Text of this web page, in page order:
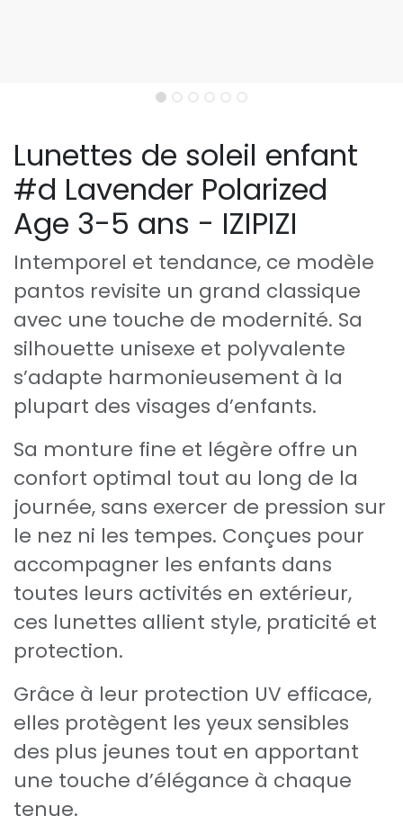
Lunettes de soleil enfant
#d Lavender Polarized
Age 3-5 ans - IZIPIZI
Intemporel et tendance, ce modèle
pantos revisite un grand classique
avec une touche de modernité. Sa
silhouette unisexe et polyvalente
s’adapte harmonieusement à la
plupart des visages d’enfants.
Sa monture fine et légère offre un
confort optimal tout au long de la
journée, sans exercer de pression sur
le nez ni les tempes. Conçues pour
accompagner les enfants dans
toutes leurs activités en extérieur,
ces lunettes allient style, praticité et
protection.
Grâce à leur protection UV efficace,
elles protègent les yeux sensibles
des plus jeunes tout en apportant
une touche d’élégance à chaque
tenue.